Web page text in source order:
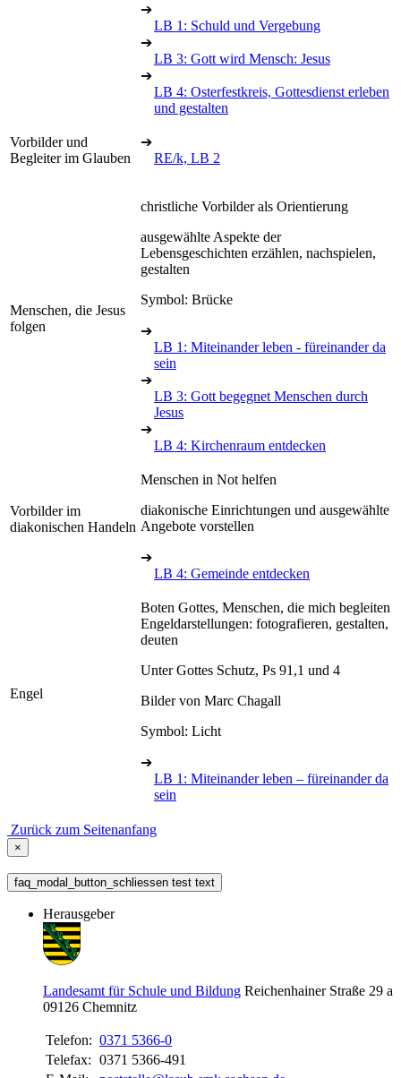
➔
LB 1: Schuld und Vergebung
➔
LB 3: Gott wird Mensch: Jesus
➔
LB 4: Osterfestkreis, Gottesdienst erleben
und gestalten
Vorbilder und
Begleiter im Glauben
➔
RE/k, LB 2
Menschen, die Jesus
folgen
christliche Vorbilder als Orientierung
ausgewählte Aspekte der
Lebensgeschichten erzählen, nachspielen,
gestalten
Symbol: Brücke
➔
LB 1: Miteinander leben - füreinander da
sein
➔
LB 3: Gott begegnet Menschen durch
Jesus
➔
LB 4: Kirchenraum entdecken
Vorbilder im
diakonischen Handeln
Menschen in Not helfen
diakonische Einrichtungen und ausgewählte
Angebote vorstellen
➔
LB 4: Gemeinde entdecken
Engel
Boten Gottes, Menschen, die mich begleiten
Engeldarstellungen: fotografieren, gestalten,
deuten
Unter Gottes Schutz, Ps 91,1 und 4
Bilder von Marc Chagall
Symbol: Licht
➔
LB 1: Miteinander leben – füreinander da
sein
Zurück zum Seitenanfang
×
faq_modal_button_schliessen test text
Herausgeber
Landesamt für Schule und Bildung Reichenhainer Straße 29 a
09126 Chemnitz
Telefon: 0371 5366-0
Telefax: 0371 5366-491